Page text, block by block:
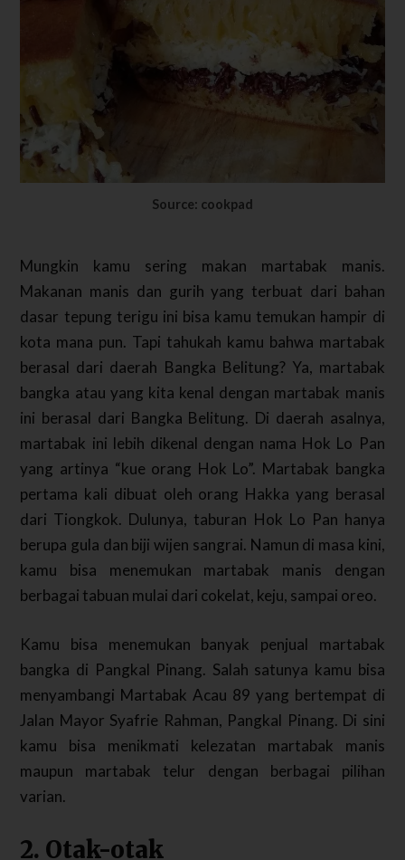
Source: cookpad
Mungkin kamu sering makan martabak manis.
Makanan manis dan gurih yang terbuat dari bahan
dasar tepung terigu ini bisa kamu temukan hampir di
kota mana pun. Tapi tahukah kamu bahwa martabak
berasal dari daerah Bangka Belitung? Ya, martabak
bangka atau yang kita kenal dengan martabak manis
ini berasal dari Bangka Belitung. Di daerah asalnya,
martabak ini lebih dikenal dengan nama Hok Lo Pan
yang artinya “kue orang Hok Lo”. Martabak bangka
pertama kali dibuat oleh orang Hakka yang berasal
dari Tiongkok. Dulunya, taburan Hok Lo Pan hanya
berupa gula dan biji wijen sangrai. Namun di masa kini,
kamu bisa menemukan martabak manis dengan
berbagai tabuan mulai dari cokelat, keju, sampai oreo.
Kamu bisa menemukan banyak penjual martabak
bangka di Pangkal Pinang. Salah satunya kamu bisa
menyambangi Martabak Acau 89 yang bertempat di
Jalan Mayor Syafrie Rahman, Pangkal Pinang. Di sini
kamu bisa menikmati kelezatan martabak manis
maupun martabak telur dengan berbagai pilihan
varian.
2. Otak-otak